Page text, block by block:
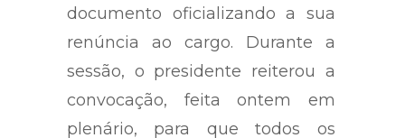
documento oficializando a sua
renúncia ao cargo. Durante a
sessão, o presidente reiterou a
convocação, feita ontem em
plenário, para que todos os